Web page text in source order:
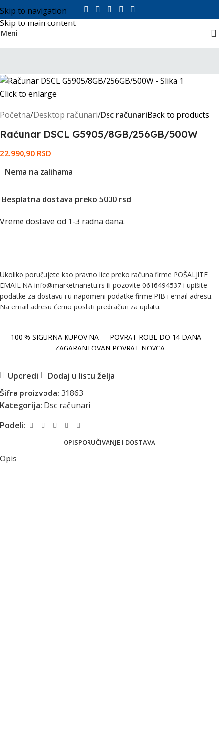
Skip to navigation
Skip to main content
Meni
Click to enlarge
Početna Desktop računari Dsc računariBack to products
Računar DSCL G5905/8GB/256GB/500W
22.990,90 RSD
Nema na zalihama
Besplatna dostava preko 5000 rsd
Vreme dostave od 1-3 radna dana.
Ukoliko poručujete kao pravno lice preko računa firme POŠALJITE
EMAIL NA info@marketnanetu.rs ili pozovite 0616494537 i upišite
podatke za dostavu i u napomeni podatke firme PIB i email adresu.
Na email adresu ćemo poslati predračun za uplatu.
100 % SIGURNA KUPOVINA --- POVRAT ROBE DO 14 DANA---
ZAGARANTOVAN POVRAT NOVCA
Uporedi
Dodaj u listu želja
Šifra proizvoda: 31863
Kategorija: Dsc računari
Podeli:
OPISPORUČIVANJE I DOSTAVA
Opis